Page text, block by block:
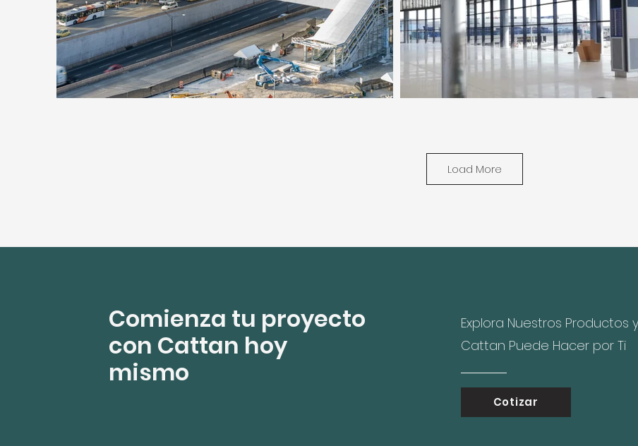
Load More
Comienza tu proyecto
con Cattan hoy
mismo
Explora Nuestros Productos
Cattan Puede Hacer por Ti
Cotizar